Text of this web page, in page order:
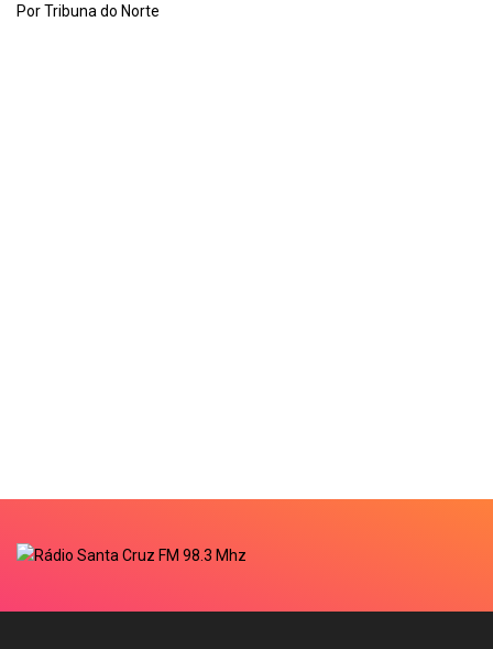
Por Tribuna do Norte